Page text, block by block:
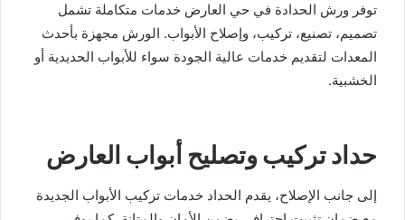
توفر ورش الحدادة في حي العارض خدمات متكاملة تشمل
تصميم، تصنيع، تركيب، وإصلاح الأبواب. الورش مجهزة بأحدث
المعدات لتقديم خدمات عالية الجودة سواء للأبواب الحديدية أو
الخشبية.
حداد تركيب وتصليح أبواب العارض
إلى جانب الإصلاح، يقدم الحداد خدمات تركيب الأبواب الجديدة